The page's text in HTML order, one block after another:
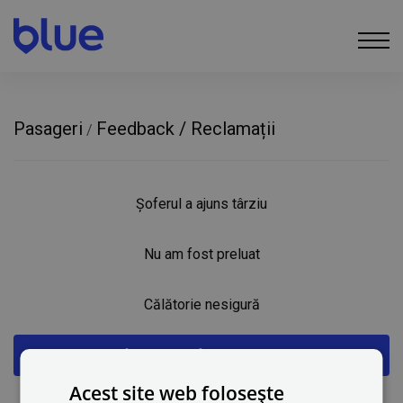
Pasageri / Feedback / Reclamații
Șoferul a ajuns târziu
Nu am fost preluat
Călătorie nesigură
Șoferul meu a fost nepoliticos
Acest site web folosește